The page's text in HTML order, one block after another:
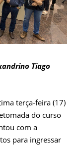
Tiago
terça-feira (17)
do curso
com a
para ingressar